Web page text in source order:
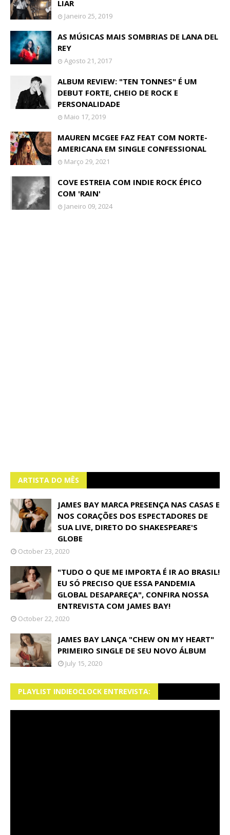
LIAR
Janeiro 25, 2019
AS MÚSICAS MAIS SOMBRIAS DE LANA DEL
REY
Agosto 21, 2017
ALBUM REVIEW: "TEN TONNES" É UM
DEBUT FORTE, CHEIO DE ROCK E
PERSONALIDADE
Maio 17, 2019
MAUREN MCGEE FAZ FEAT COM NORTE-
AMERICANA EM SINGLE CONFESSIONAL
Março 29, 2021
COVE ESTREIA COM INDIE ROCK ÉPICO
COM 'RAIN'
Janeiro 09, 2024
ARTISTA DO MÊS
JAMES BAY MARCA PRESENÇA NAS CASAS E
NOS CORAÇÕES DOS ESPECTADORES DE
SUA LIVE, DIRETO DO SHAKESPEARE'S
GLOBE
October 23, 2020
"TUDO O QUE ME IMPORTA É IR AO BRASIL!
EU SÓ PRECISO QUE ESSA PANDEMIA
GLOBAL DESAPAREÇA", CONFIRA NOSSA
ENTREVISTA COM JAMES BAY!
October 22, 2020
JAMES BAY LANÇA "CHEW ON MY HEART"
PRIMEIRO SINGLE DE SEU NOVO ÁLBUM
July 15, 2020
PLAYLIST INDIEOCLOCK ENTREVISTA: